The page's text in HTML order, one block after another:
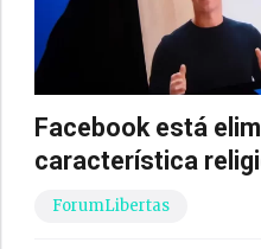
Facebook está
característica
ForumLibertas